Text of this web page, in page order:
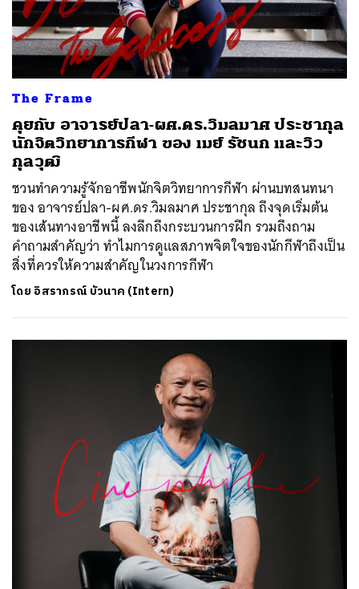
The Frame
คุยกับ อาจารย์ปลา-ผศ.ดร.วิมลมาศ ประชากุล
นักจิตวิทยาการกีฬา ของ เมย์ รัชนก และวิว
กุลวุฒิ
ชวนทำความรู้จักอาชีพนักจิตวิทยาการกีฬา ผ่านบทสนทนา
ของ อาจารย์ปลา-ผศ.ดร.วิมลมาศ ประชากุล ถึงจุดเริ่มต้น
ของเส้นทางอาชีพนี้ ลงลึกถึงกระบวนการฝึก รวมถึงถาม
คำถามสำคัญว่า ทำไมการดูแลสภาพจิตใจของนักกีฬาถึงเป็น
สิ่งที่ควรให้ความสำคัญในวงการกีฬา
โดย อิสราภรณ์ บัวนาค (Intern)